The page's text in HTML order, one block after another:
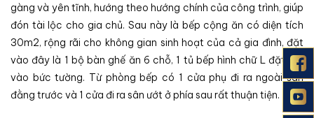
gàng và yên tĩnh, hướng theo hướng chính của công trình, giúp
đón tài lộc cho gia chủ. Sau này là bếp cộng ăn có diện tích
30m2, rộng rãi cho không gian sinh hoạt của cả gia đình, đặt
vào đây là 1 bộ bàn ghế ăn 6 chỗ, 1 tủ bếp hình chữ L đặt sát
vào bức tường. Từ phòng bếp có 1 cửa phụ đi ra ngoài sân
đằng trước và 1 cửa đi ra sân ướt ở phía sau rất thuận tiện.